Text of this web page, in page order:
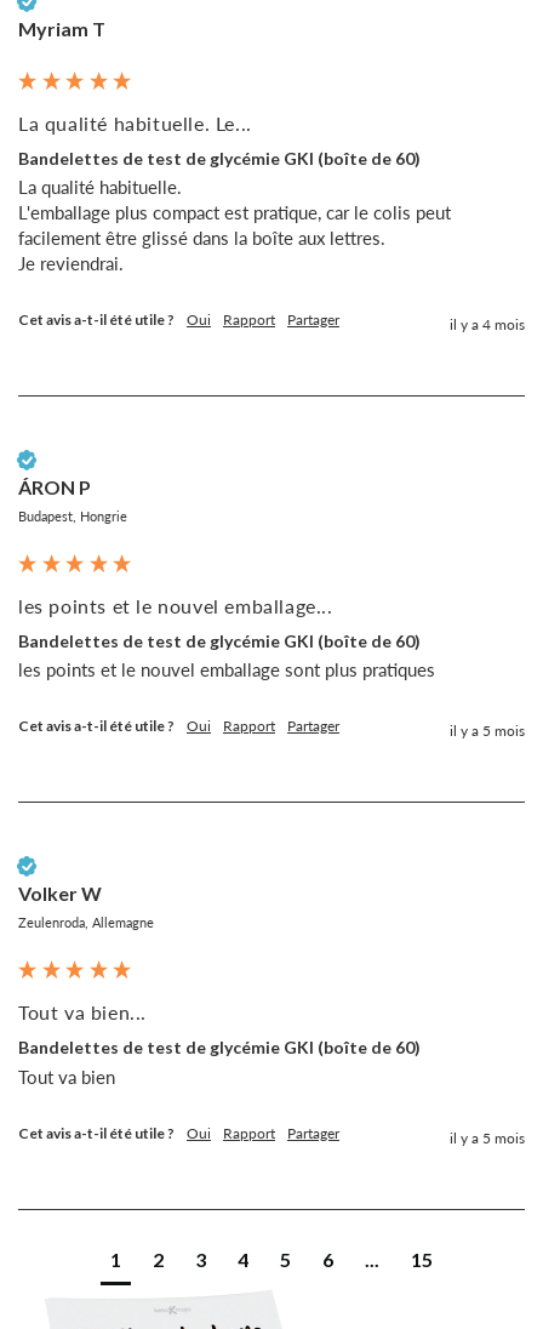
Myriam T
La qualité habituelle. Le...
Bandelettes de test de glycémie GKI (boîte de 60)
La qualité habituelle.
L'emballage plus compact est pratique, car le colis peut
facilement être glissé dans la boîte aux lettres.
Je reviendrai.
Cet avis a-t-il été utile ? Oui Rapport Partager il y a 4 mois
ÁRON P
Budapest, Hongrie
les points et le nouvel emballage...
Bandelettes de test de glycémie GKI (boîte de 60)
les points et le nouvel emballage sont plus pratiques
Cet avis a-t-il été utile ? Oui Rapport Partager il y a 5 mois
Volker W
Zeulenroda, Allemagne
Tout va bien...
Bandelettes de test de glycémie GKI (boîte de 60)
Tout va bien
Cet avis a-t-il été utile ? Oui Rapport Partager il y a 5 mois
1 2 3 4 5 6 ... 15